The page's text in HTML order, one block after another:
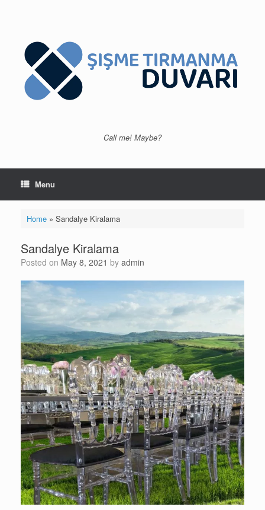
Call me! Maybe?
Menu
Home» Sandalye Kiralama
Sandalye Kiralama
Posted on May 8, 2021 by admin